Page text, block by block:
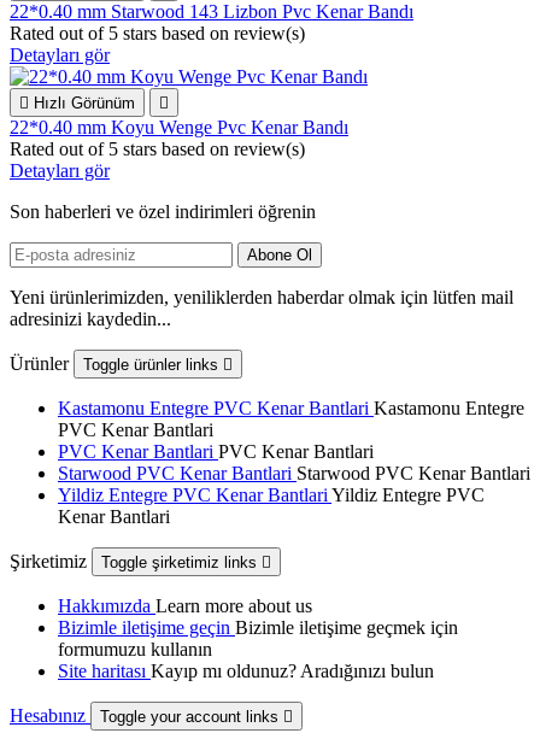
22*0.40 mm Starwood 143 Lizbon Pvc Kenar Bandı
Rated out of 5 stars based on review(s)
Detayları gör
 Hızlı Görünüm 
22*0.40 mm Koyu Wenge Pvc Kenar Bandı
Rated out of 5 stars based on review(s)
Detayları gör
Son haberleri ve özel indirimleri öğrenin
Yeni ürünlerimizden, yeniliklerden haberdar olmak için lütfen mail
adresinizi kaydedin...
Ürünler Toggle ürünler links 
Kastamonu Entegre PVC Kenar Bantlari Kastamonu Entegre
PVC Kenar Bantlari
PVC Kenar Bantlari PVC Kenar Bantlari
Starwood PVC Kenar Bantlari Starwood PVC Kenar Bantlari
Yildiz Entegre PVC Kenar Bantlari Yildiz Entegre PVC
Kenar Bantlari
Şirketimiz Toggle şirketimiz links 
Hakkımızda Learn more about us
Bizimle iletişime geçin Bizimle iletişime geçmek için
formumuzu kullanın
Site haritası Kayıp mı oldunuz? Aradığınızı bulun
Hesabınız Toggle your account links 